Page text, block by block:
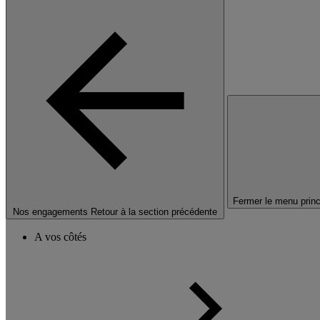
Nos engagements Retour à la section précédente
Fermer le menu
A vos côtés